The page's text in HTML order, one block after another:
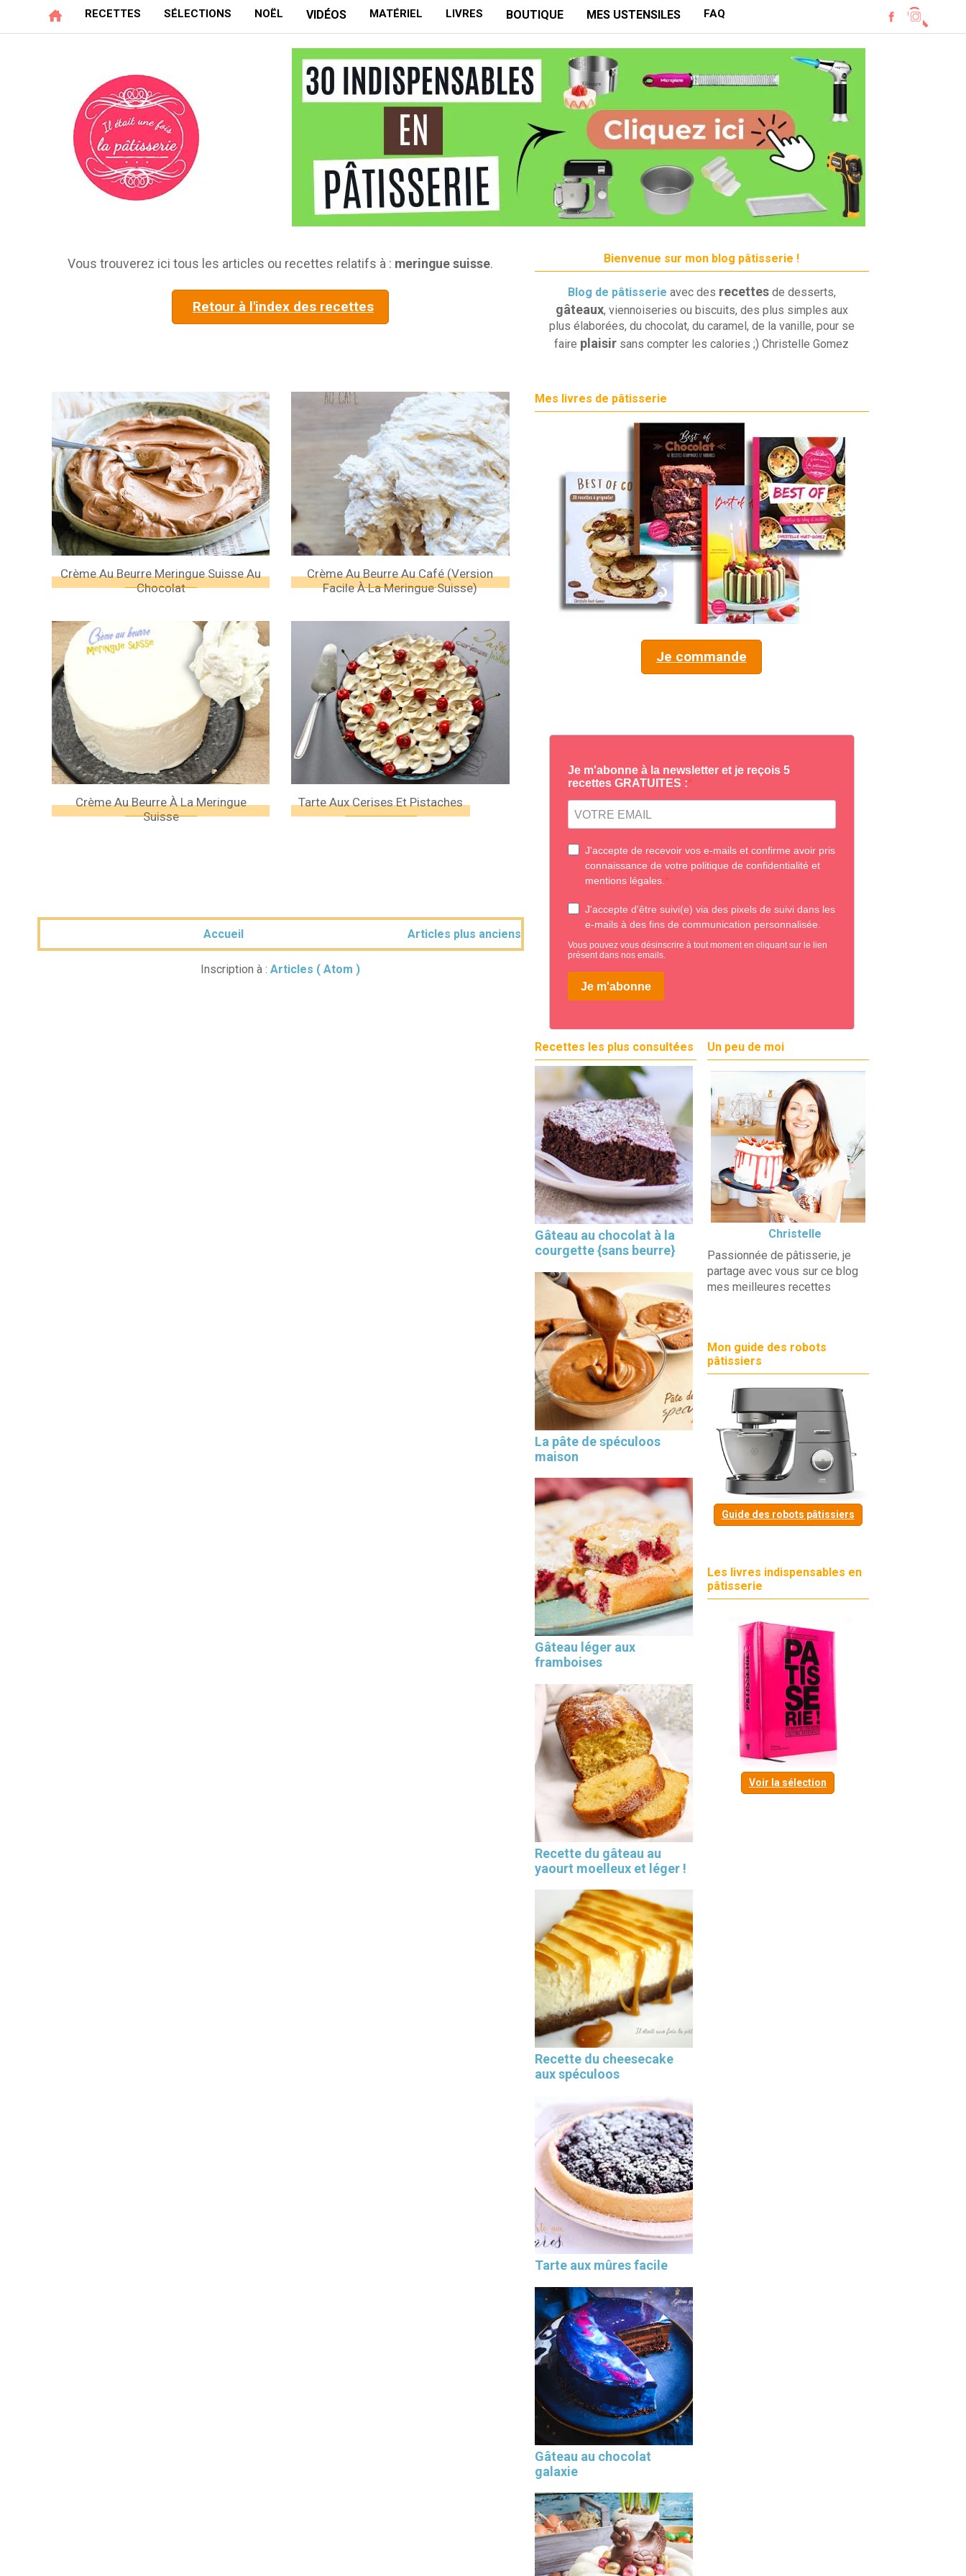
RECETTES SÉLECTIONS NOËL VIDÉOS MATÉRIEL LIVRES BOUTIQUE MES USTENSILES FAQ
Vous trouverez ici tous les articles ou recettes relatifs à : meringue suisse.
Retour à l'index des recettes
Crème Au Beurre Meringue Suisse Au
Chocolat
Crème Au Beurre Au Café (version
Facile À La Meringue Suisse)
Crème Au Beurre À La Meringue
Suisse
Tarte Aux Cerises Et Pistaches
Articles plus anciens
Accueil
Inscription à :Articles ( Atom )
Bienvenue sur mon blog pâtisserie !
Blog de pâtisserie avec des recettes de desserts,
gâteaux, viennoiseries ou biscuits, des plus simples aux
plus élaborées, du chocolat, du caramel, de la vanille, pour se
faire plaisir sans compter les calories ;) Christelle Gomez
Mes livres de pâtisserie
Je commande
Recettes les plus consultées
Gâteau au chocolat à la
courgette {sans beurre}
La pâte de spéculoos
maison
Gâteau léger aux
framboises
Recette du gâteau au
yaourt moelleux et léger !
Recette du cheesecake
aux spéculoos
Tarte aux mûres facile
Gâteau au chocolat
galaxie
Un peu de moi
Christelle
Passionnée de pâtisserie, je
partage avec vous sur ce blog
mes meilleures recettes
Mon guide des robots
pâtissiers
Guide des robots pâtissiers
Les livres indispensables en
pâtisserie
Voir la sélection
×
Les 30 outils indispensables
EN PÂTISSERIE